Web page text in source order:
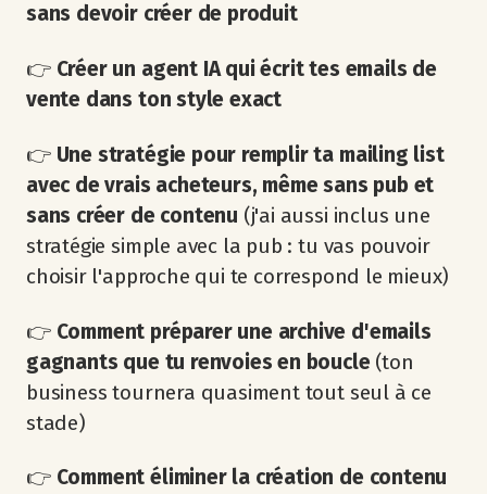
sans devoir créer de produit
👉 Créer un agent IA qui écrit tes emails de
vente dans ton style exact
👉 Une stratégie pour remplir ta mailing list
avec de vrais acheteurs, même sans pub et
sans créer de contenu (j'ai aussi inclus une
stratégie simple avec la pub : tu vas pouvoir
choisir l'approche qui te correspond le mieux)
👉 Comment préparer une archive d'emails
gagnants que tu renvoies en boucle (ton
business tournera quasiment tout seul à ce
stade)
👉 Comment éliminer la création de contenu